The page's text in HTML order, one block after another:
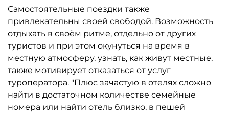
Самостоятельные поездки также
привлекательны своей свободой. Возможность
отдыхать в своём ритме, отдельно от других
туристов и при этом окунуться на время в
местную атмосферу, узнать, как живут местные,
также мотивирует отказаться от услуг
туроператора. "Плюс зачастую в отелях сложно
найти в достаточном количестве семейные
номера или найти отель близко, в пешей